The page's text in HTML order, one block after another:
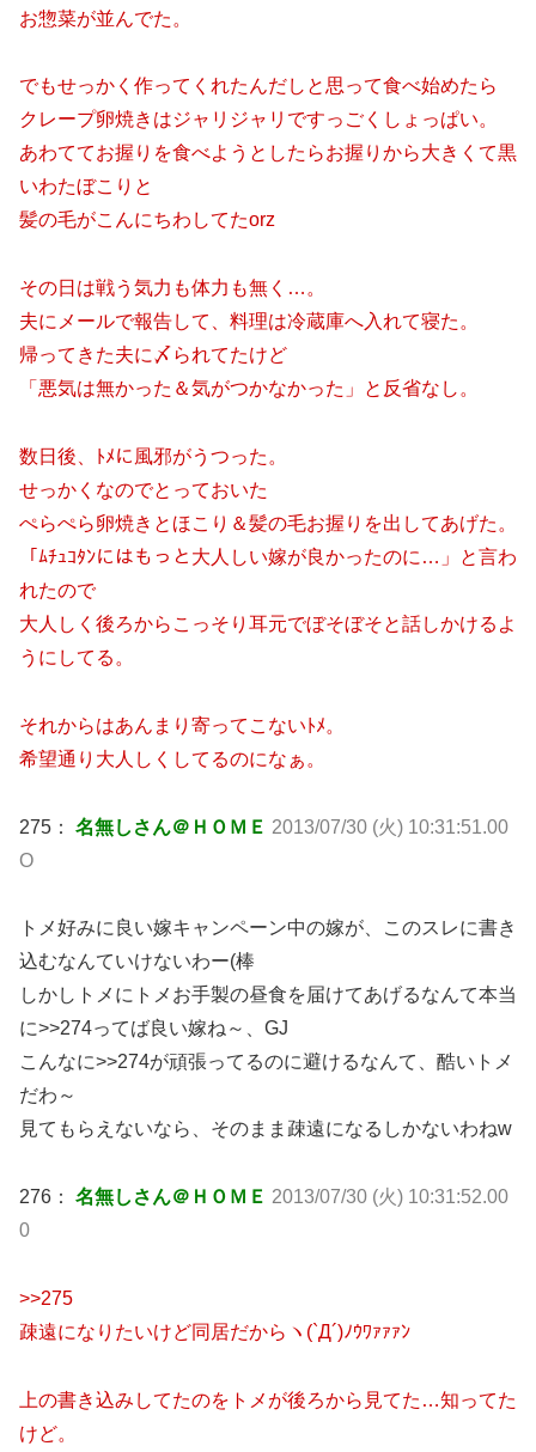
お惣菜が並んでた。
でもせっかく作ってくれたんだしと思って食べ始めたら
クレープ卵焼きはジャリジャリですっごくしょっぱい。
あわててお握りを食べようとしたらお握りから大きくて黒
いわたぼこりと
髪の毛がこんにちわしてたorz
その日は戦う気力も体力も無く…。
夫にメールで報告して、料理は冷蔵庫へ入れて寝た。
帰ってきた夫に〆られてたけど
「悪気は無かった＆気がつかなかった」と反省なし。
数日後、ﾄﾒに風邪がうつった。
せっかくなのでとっておいた
ぺらぺら卵焼きとほこり＆髪の毛お握りを出してあげた。
「ﾑﾁｭｺﾀﾝにはもっと大人しい嫁が良かったのに…」と言わ
れたので
大人しく後ろからこっそり耳元でぼそぼそと話しかけるよ
うにしてる。
それからはあんまり寄ってこないﾄﾒ。
希望通り大人しくしてるのになぁ。
275： 名無しさん＠ＨＯＭＥ 2013/07/30 (火) 10:31:51.00
O
トメ好みに良い嫁キャンペーン中の嫁が、このスレに書き
込むなんていけないわー(棒
しかしトメにトメお手製の昼食を届けてあげるなんて本当
に>>274ってば良い嫁ね～、GJ
こんなに>>274が頑張ってるのに避けるなんて、酷いトメ
だわ～
見てもらえないなら、そのまま疎遠になるしかないわねw
276： 名無しさん＠ＨＯＭＥ 2013/07/30 (火) 10:31:52.00
0
>>275
疎遠になりたいけど同居だからヽ(`Д´)ﾉｳﾜｧｧｧﾝ
上の書き込みしてたのをトメが後ろから見てた…知ってた
けど。